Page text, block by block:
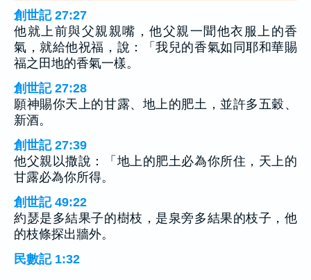
創世記 27:27
他就上前與父親親嘴，他父親一聞他衣服上的香
氣，就給他祝福，說：「我兒的香氣如同耶和華賜
福之田地的香氣一樣。
創世記 27:28
願神賜你天上的甘露、地上的肥土，並許多五穀、
新酒。
創世記 27:39
他父親以撒說：「地上的肥土必為你所住，天上的
甘露必為你所得。
創世記 49:22
約瑟是多結果子的樹枝，是泉旁多結果的枝子，他
的枝條探出牆外。
民數記 1:32